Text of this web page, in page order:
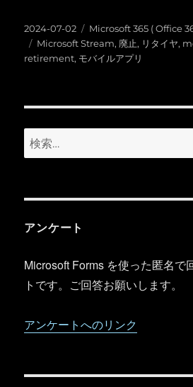
投
稿
日:
2024-07-02
カ
テ
ゴ
Microsoft 365 ( Office
タ
グ
Microsoft Stream, 廃止, リタイヤ,
retirement, モバイルアプリ
検
索:
アンケート
Microsoft Forms を使った匿名で
トです。ご回答お願いします。
アンケートへのリンク